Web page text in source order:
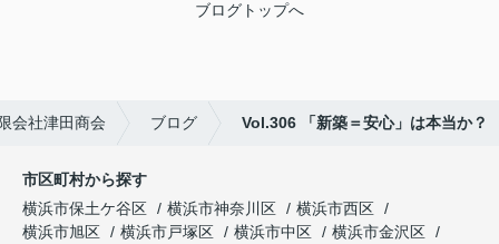
ブログトップへ
会社津田商会 ブログ Vol.306 「新築＝安心」は本当か？
市区町村から探す
横浜市保土ケ谷区
横浜市神奈川区
横浜市西区
横浜市旭区
横浜市戸塚区 横浜市中区
横浜市金沢区